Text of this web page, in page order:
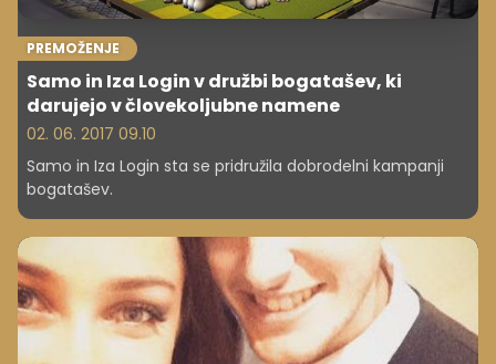
PREMOŽENJE
Samo in Iza Login v družbi bogatašev, ki
darujejo v človekoljubne namene
02. 06. 2017 09.10
Samo in Iza Login sta se pridružila dobrodelni kampanji
bogatašev.